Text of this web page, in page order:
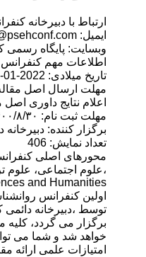
ارتباط با دبیرخانه کنفرانس
ایمیل: info@psehconf.com
وبسایت: پایگاه رسمی
اطلاعات مهم کنفرانس تاریخ
تاریخ میلادی: 2022-01-06
مهلت ارسال اصل مقاله: ۱۴۰۰/
اعلام نتایج داوری اصل مقاله:
مهلت ثبت نام: ۱۴۰۰/۸/۳۰
برگزار کننده: دبیرخانه
تعداد نمایش: 406
محورهای اصلی
،علوم اجتماعی، علوم
and Humanities
توسط ،دبیرخانه
برگزار می گردد، کلیه
خواهد شد و شما می
امتیازات علمی ارائه